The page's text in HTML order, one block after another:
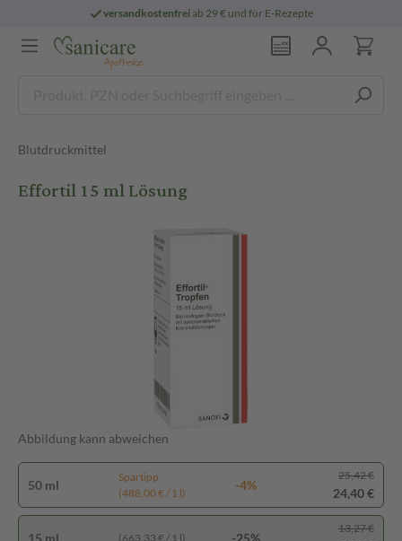
versandkostenfreiab 29 € und für E-Rezepte
Blutdruckmittel
Effortil 15 ml Lösung
Abbildung kann abweichen
50 ml
Spartipp
(488,00 € / 1 l)
-4%
25,42 €
24,40 €
15 ml (663,33 € / 1 l) -25%
13,27 €